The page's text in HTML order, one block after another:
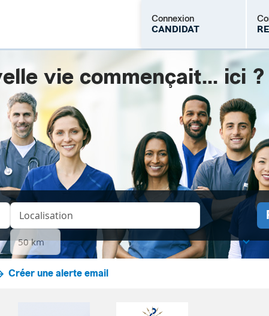
Connexion
CANDIDAT
M'inscrire Mot
vie commençait... ici ?
Créer une alerte email